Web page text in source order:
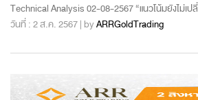
Technical Analysis 02-08-2567 “แนวโน้มยังไม่เป
วันที่ : 2 ส.ค. 2567 | byARRGoldTrading